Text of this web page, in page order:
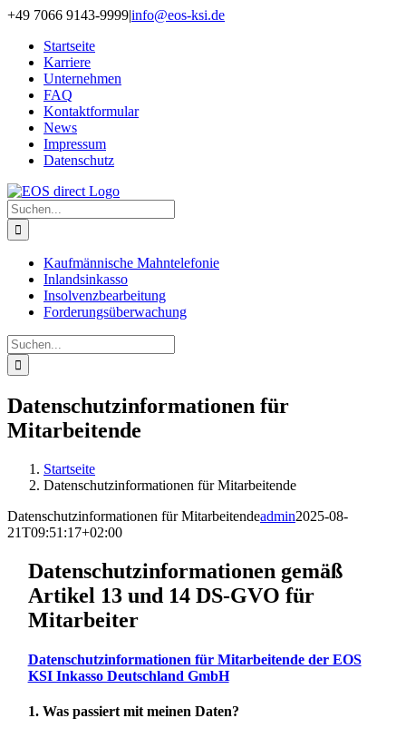
Zum
springen
+49 7066 9143-9999|info@eos-ksi.de
Startseite
Karriere
Unternehmen
FAQ
Kontaktformular
News
Impressum
Datenschutz
Suche
nach:
Kaufmännische Mahntelefonie
Inlandsinkasso
Insolvenzbearbeitung
Forderungs­überwachung
Suche
nach:
Datenschutzinformationen für
Mitarbeitende
Startseite
Datenschutzinformationen für Mitarbeitende
Datenschutzinformationen für Mitarbeitendeadmin2025-08-
21T09:51:17+02:00
Datenschutzinformationen gemäß
Artikel 13 und 14 DS-GVO für
Mitarbeiter
Datenschutzinformationen für Mitarbeitende der EOS
KSI Inkasso Deutschland GmbH
1. Was passiert mit meinen Daten?